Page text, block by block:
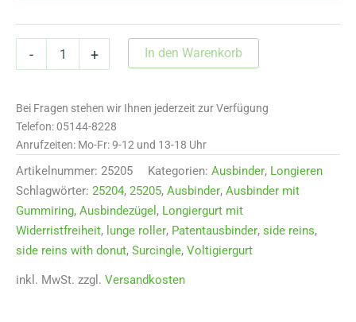
-
Ausbinder
und
Elastik
Menge
+ In den Warenkorb
Bei Fragen stehen wir Ihnen jederzeit zur Verfügung
Telefon: 05144-8228
Anrufzeiten: Mo-Fr: 9-12 und 13-18 Uhr
Artikelnummer: 25205 Kategorien: Ausbinder, Longieren
Schlagwörter: 25204, 25205, Ausbinder, Ausbinder mit
Gummiring, Ausbindezügel , Longiergurt mit
Widerristfreiheit, lunge roller, Patentausbinder, side reins,
side reins with donut, Surcingle, Voltigiergurt
inkl. MwSt. zzgl. Versandkosten